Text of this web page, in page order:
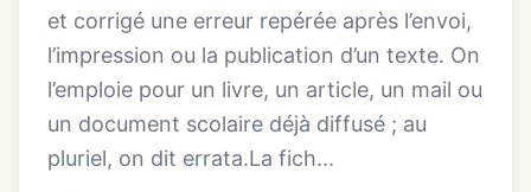
et corrigé une erreur repérée après l’envoi,
l’impression ou la publication d’un texte. On
l’emploie pour un livre, un article, un mail ou
un document scolaire déjà diffusé ; au
pluriel, on dit errata.La fich...